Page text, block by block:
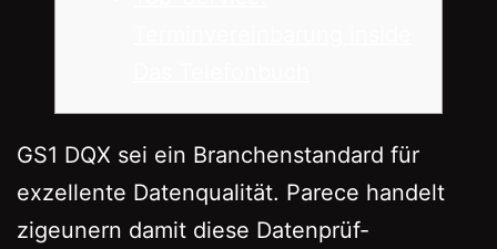
GS1 DQX sei ein Branchenstandard für
exzellente Datenqualität. Parece handelt
zigeunern damit diese Datenprüf-